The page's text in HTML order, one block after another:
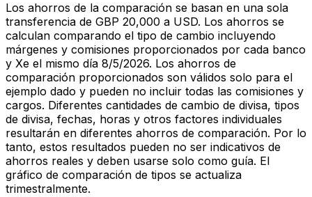
Los ahorros de la comparación se basan en una sola
transferencia de GBP 20,000 a USD. Los ahorros se
calculan comparando el tipo de cambio incluyendo
márgenes y comisiones proporcionados por cada banco
y Xe el mismo día 8/5/2026. Los ahorros de
comparación proporcionados son válidos solo para el
ejemplo dado y pueden no incluir todas las comisiones y
cargos. Diferentes cantidades de cambio de divisa, tipos
de divisa, fechas, horas y otros factores individuales
resultarán en diferentes ahorros de comparación. Por lo
tanto, estos resultados pueden no ser indicativos de
ahorros reales y deben usarse solo como guía. El
gráfico de comparación de tipos se actualiza
trimestralmente.